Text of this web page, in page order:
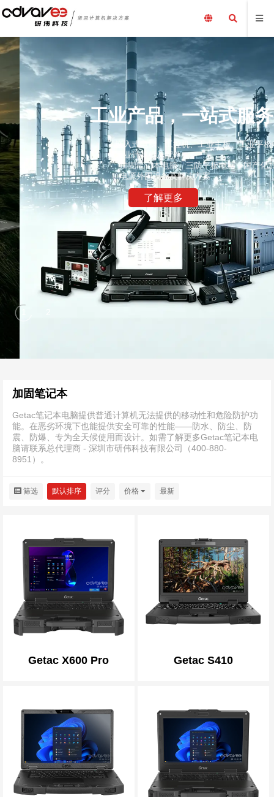
工业产品，一站式服务
嵌入式电脑、工控机、工业主板、工业平板电脑、采集卡、
工业计算机及配件、
加固笔记本电脑、三防平板电脑，国产化加固笔记本，配套
电源外围设备及解决方案
了解更多
加固笔记本
Getac笔记本电脑提供普通计算机无法提供的移动性和危险防护功
能。在恶劣环境下也能提供安全可靠的性能——防水、防尘、防
震、防爆、专为全天候使用而设计。如需了解更多Getac笔记本电
脑请联系总代理商 - 深圳市研伟科技有限公司（400-880-
8951）。
筛选 默认排序 评分 价格 最新
Getac X600 Pro Getac S410